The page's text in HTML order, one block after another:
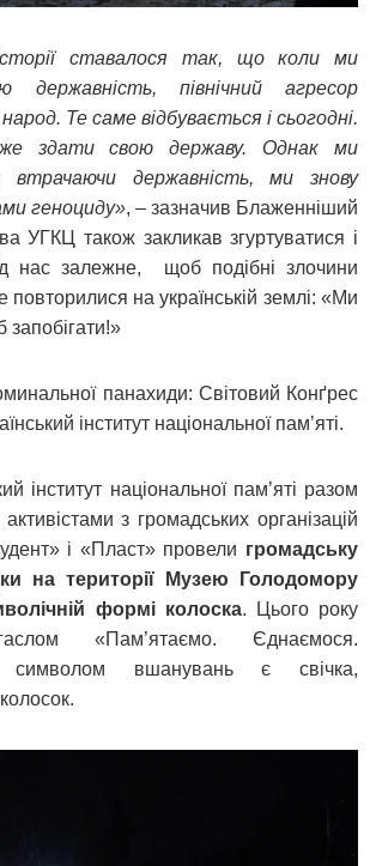
ставалося так, що коли ми
державність, північний агресор
Те саме відбувається і сьогодні.
здати свою державу. Однак ми
втрачаючи державність, ми знову
геноциду», – зазначив Блаженніший
УГКЦ також закликав згуртуватися і
нас залежне, щоб подібні злочини
повторилися на українській землі: «Ми
панахиди: Світовий Конґрес
інститут національної пам’яті.
інститут національної пам’яті разом
з громадських організацій
і «Пласт» провели громадську
на території Музею Голодомору
формі колоска. Цього року
«Пам’ятаємо. Єднаємося.
символом вшанувань є свічка,